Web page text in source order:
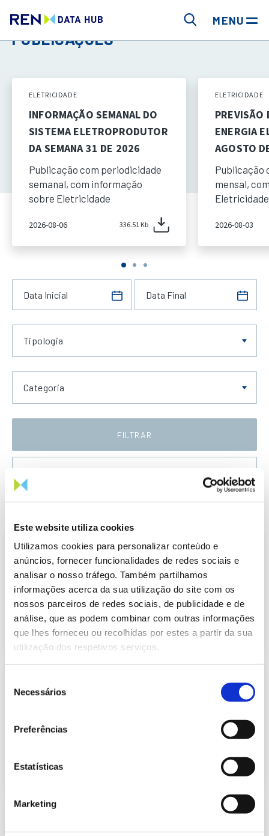
Este website utiliza cookies
Utilizamos cookies para personalizar conteúdo e
anúncios, fornecer funcionalidades de redes sociais e
analisar o nosso tráfego. Também partilhamos
informações acerca da sua utilização do site com os
nossos parceiros de redes sociais, de publicidade e de
análise, que as podem combinar com outras informações
que lhes forneceu ou recolhidas por estes a partir da sua
utilização dos respetivos serviços.
Necessários
Preferências
Estatísticas
Marketing
MENU
PUBLICAÇÕES
ELETRICIDADE
INFORMAÇÃO SEMANAL DO
SISTEMA ELETROPRODUTOR
DA SEMANA 31 DE 2026
Publicação com periodicidade
semanal, com informação
sobre Eletricidade
2026-08-06 336.51 Kb
ELETRICIDADE
PREVISÃO
ENERGIA
AGOSTO
Publicação
mensal,
Eletricidade
2026-08-03
Tipologia
Categoria
FILTRAR
637.59 Kb
Informação Semanal do Sistema
Eletroprodutor da semana 50 de
2021
Publicação com periodicidade semanal, com
informação sobre Eletricidade
2021-12-17 Eletricidade
638.11 Kb
Eletroprodutor da semana 51 de
2021
informação sobre Eletricidade
2021-12-24
434.63 Kb